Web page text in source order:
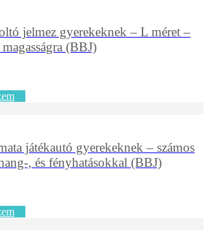
jelmez gyerekeknek – L méret –
(BBJ)
játékautó gyerekeknek – számos
, és fényhatásokkal (BBJ)